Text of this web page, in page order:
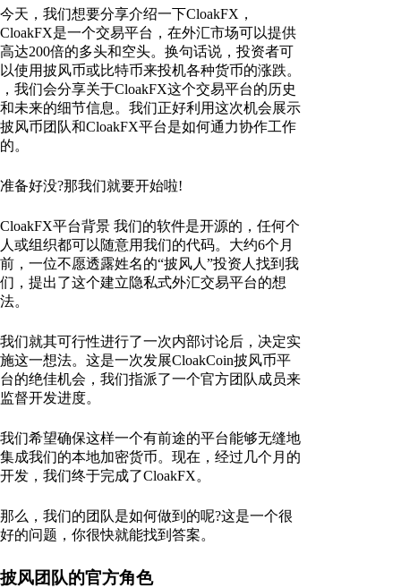
今天，我们想要分享介绍一下CloakFX，
CloakFX是一个交易平台，在外汇市场可以提供
高达200倍的多头和空头。换句话说，投资者可
以使用披风币或比特币来投机各种货币的涨跌。
，我们会分享关于CloakFX这个交易平台的历史
和未来的细节信息。我们正好利用这次机会展示
披风币团队和CloakFX平台是如何通力协作工作
的。
准备好没?那我们就要开始啦!
CloakFX平台背景 我们的软件是开源的，任何个
人或组织都可以随意用我们的代码。大约6个月
前，一位不愿透露姓名的“披风人”投资人找到我
们，提出了这个建立隐私式外汇交易平台的想
法。
我们就其可行性进行了一次内部讨论后，决定实
施这一想法。这是一次发展CloakCoin披风币平
台的绝佳机会，我们指派了一个官方团队成员来
监督开发进度。
我们希望确保这样一个有前途的平台能够无缝地
集成我们的本地加密货币。现在，经过几个月的
开发，我们终于完成了CloakFX。
那么，我们的团队是如何做到的呢?这是一个很
好的问题，你很快就能找到答案。
披风团队的官方角色